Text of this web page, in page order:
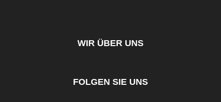
WIR ÜBER UNS
FOLGEN SIE UNS